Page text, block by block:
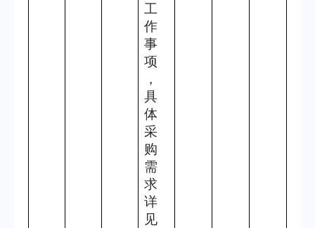
工
作
事
项
，
具
体
采
购
需
求
详
见